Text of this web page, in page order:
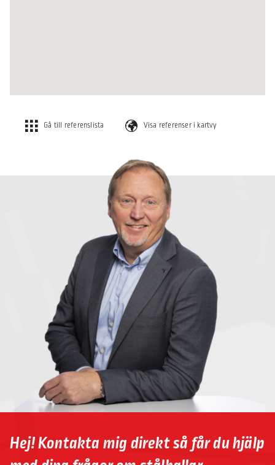
Gå till referenslista Visa referenser i kartvy
Hej! Kontakta mig direkt så får du hjälp